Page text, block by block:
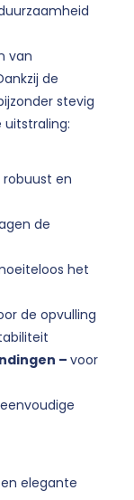
van
de
stevig
uitstraling:
en
de
het
de opvulling
– voor
elegante